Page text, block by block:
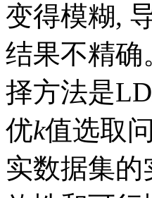
变得模糊,
结果不精确
择方法是
优k值选取
实数据集